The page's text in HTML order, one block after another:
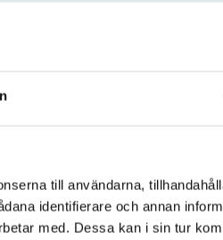
till användarna,
identifierare och annan
med. Dessa kan i sin tur